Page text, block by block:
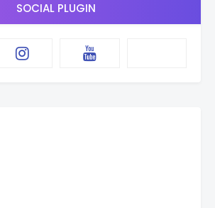
SOCIAL PLUGIN